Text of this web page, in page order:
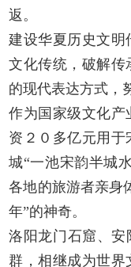
返。
建设华夏历史文明
文化传统，破解传
的现代表达方式，
作为国家级文化产
资２０多亿元用
城“一池宋韵半城
各地的旅游者亲身
年”的神奇。
洛阳龙门石窟、安
群，相继成为世界